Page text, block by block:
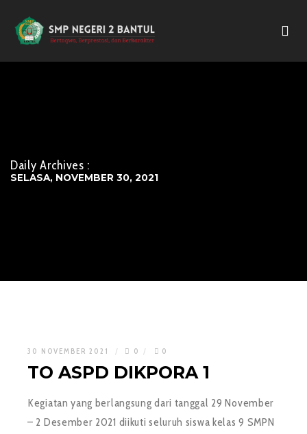
Daily Archives :
SELASA, NOVEMBER 30, 2021
30 NOVEMBER 2021 0 0
TO ASPD DIKPORA 1
Kegiatan yang berlangsung dari tanggal 29 November
– 2 Desember 2021 diikuti seluruh siswa kelas 9 SMPN